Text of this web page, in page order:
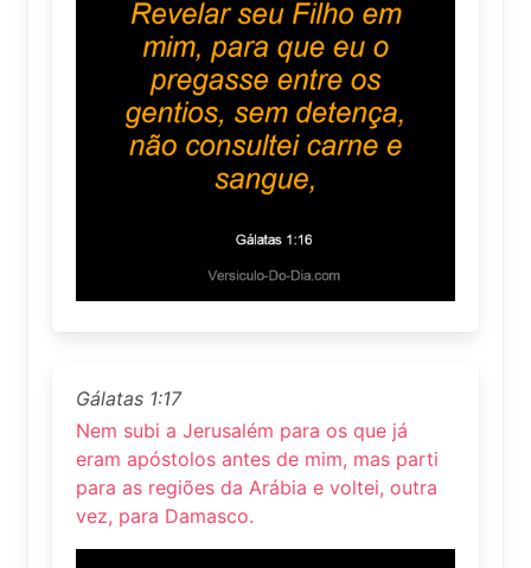
Gálatas 1:17
Nem subi a Jerusalém para os que já
eram apóstolos antes de mim, mas parti
para as regiões da Arábia e voltei, outra
vez, para Damasco.